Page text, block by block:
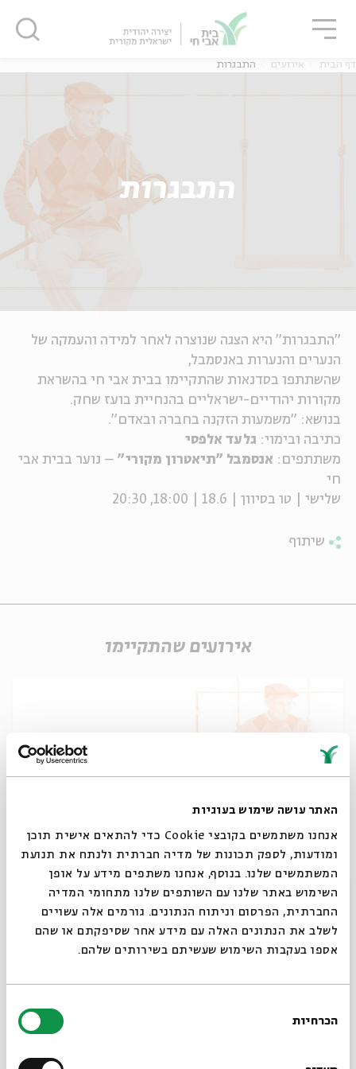
האתר עושה שימוש בעוגיות
אנחנו משתמשים בקובצי Cookie כדי להתאים אישית תוכן
ומודעות, לספק תכונות של מדיה חברתית ולנתח את תנועת
המשתמשים שלנו. בנוסף, אנחנו משתפים מידע על אופן
השימוש באתר שלנו עם השותפים שלנו מתחומי המדיה
החברתית, הפרסום וניתוח הנתונים. גורמים אלה עשויים
לשלב את הנתונים האלה עם מידע אחר שסיפקתם או שהם
אספו בעקבות השימוש שעשיתם בשירותים שלהם.
הסכמה
הכרחיות
אנגלית
דף הבית אירועים התבגרות
התבגרות
"התבגרות" היא הצגה שנוצרה לאחר למידה והעמקה של
הנערים והנערות באנסמבל,
שהשתתפו בסדנאות שהתקיימו בבית אבי חי בהשראת
מקורות יהודיים-ישראליים בהנחיית בועז שחק.
בנושא: "משמעות הזקנה בחברה ובאדם".
כתיבה ובימוי: גלעד אלפסי
משתתפים: אנסמבל "תיאטרון מקורי" – נוער בבית אבי
חי
שלישי | טו בסיוון | 18.6 | 18:00, 20:30
שיתוף
אירועים שהתקיימו
התבגרות
18.06
ג' | 20:30
סגור
סגור